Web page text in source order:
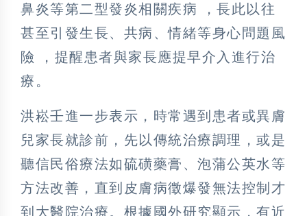
鼻炎等第二型發炎相關疾病 ，長此以往
甚至引發生長、共病、情緒等身心問題風
險 ，提醒患者與家長應提早介入進行治
療。
洪崧壬進一步表示，時常遇到患者或異膚
兒家長就診前，先以傳統治療調理，或是
聽信民俗療法如硫磺藥膏、泡蒲公英水等
方法改善，直到皮膚病徵爆發無法控制才
到大醫院治療。根據國外研究顯示，有近